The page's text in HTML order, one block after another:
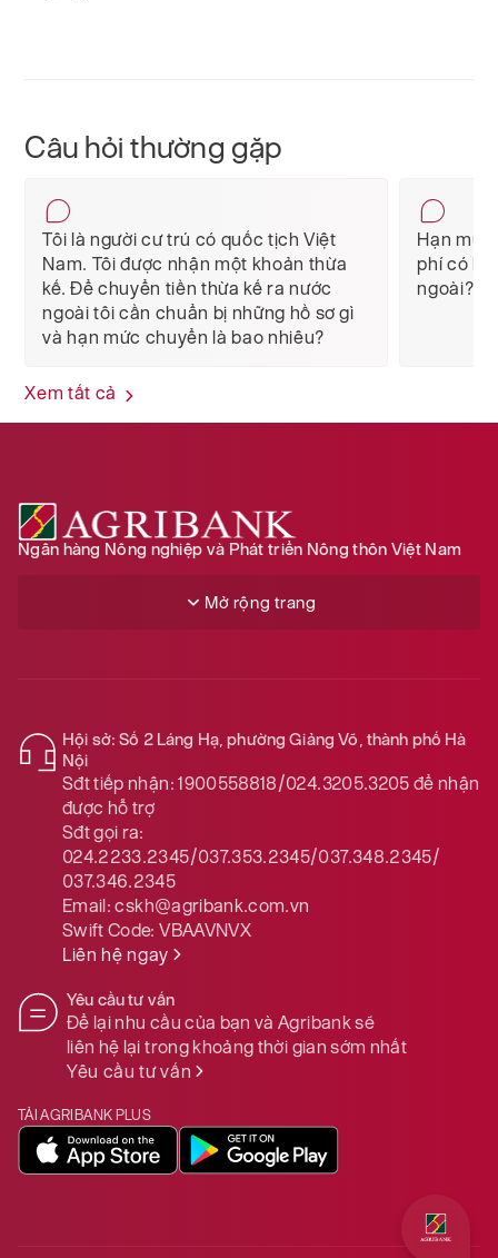
Câu hỏi thường gặp
Tôi là người cư trú có quốc tịch Việt
Nam. Tôi được nhận một khoản thừa
kế. Để chuyển tiền thừa kế ra nước
ngoài tôi cần chuẩn bị những hồ sơ gì
và hạn mức chuyển là bao nhiêu?
Hạn
phí có
ngoài?
Xem tất cả
Ngân hàng Nông nghiệp và Phát triển Nông thôn Việt Nam
Mở rộng trang
Hội sở: Số 2 Láng Hạ, phường Giảng Võ, thành phố Hà
Nội
Sđt tiếp nhận: 1900558818/024.3205.3205để nhận
được hỗ trợ
Sđt gọi ra:
024.2233.2345/037.353.2345/037.348.2345/
037.346.2345
Email:cskh@agribank.com.vn
Swift Code:VBAAVNVX
Liên hệ ngay
Yêu cầu tư vấn
Để lại nhu cầu của bạn và Agribank sẽ
liên hệ lại trong khoảng thời gian sớm nhất
Yêu cầu tư vấn
TẢI AGRIBANK PLUS
Quý